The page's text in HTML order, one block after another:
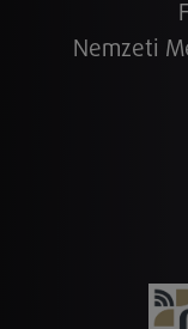
Nemzeti